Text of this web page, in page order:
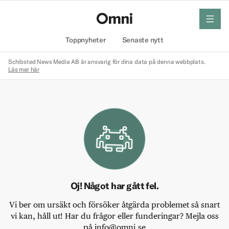
Toppnyheter Senaste nytt
meny
Schibsted News Media AB är ansvarig för dina data på denna webbplats.
Läs mer här
Oj! Något har gått fel.
Vi ber om ursäkt och försöker åtgärda problemet så snart
vi kan, håll ut! Har du frågor eller funderingar? Mejla oss